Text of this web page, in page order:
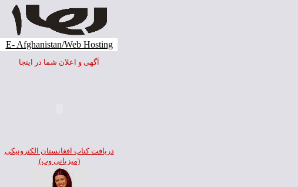
E- Afghanistan/Web Hosting
آگهی و اعلان شما در اينجا
دريافت کتاب افغانستان الکترونيکی
(ميزبانی وب)